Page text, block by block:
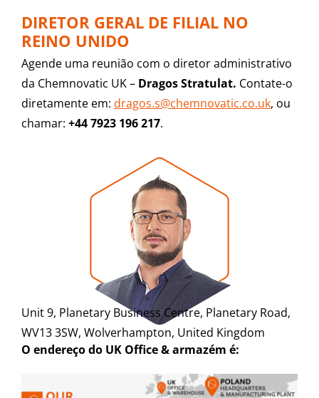
DIRETOR GERAL DE FILIAL NO
REINO UNIDO
Agende uma reunião com o diretor administrativo
da Chemnovatic UK – Dragos Stratulat. Contate-o
diretamente em: dragos.s@chemnovatic.co.uk, ou
chamar: +44 7923 196 217.
O endereço do UK Office & armazém é:
Unit 9, Planetary Business Centre, Planetary Road,
WV13 3SW, Wolverhampton, United Kingdom